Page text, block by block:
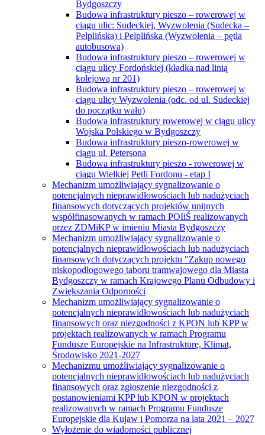
Bydgoszczy
Budowa infrastruktury pieszo – rowerowej w
ciągu ulic: Sudeckiej, Wyzwolenia (Sudecka –
Pelplińska) i Pelplińska (Wyzwolenia – pętla
autobusowa)
Budowa infrastruktury pieszo – rowerowej w
ciągu ulicy Fordońskiej (kładka nad linią
kolejową nr 201)
Budowa infrastruktury pieszo – rowerowej w
ciągu ulicy Wyzwolenia (odc. od ul. Sudeckiej
do początku wału)
Budowa infrastruktury rowerowej w ciągu ulicy
Wojska Polskiego w Bydgoszczy
Budowa infrastruktury pieszo-rowerowej w
ciągu ul. Petersona
Budowa infrastruktury pieszo - rowerowej w
ciągu Wielkiej Pętli Fordonu - etap I
Mechanizm umożliwiający sygnalizowanie o
potencjalnych nieprawidłowościach lub nadużyciach
finansowych dotyczących projektów unijnych
współfinasowanych w ramach POIiŚ realizowanych
przez ZDMiKP w imieniu Miasta Bydgoszczy
Mechanizm umożliwiający sygnalizowanie o
potencjalnych nieprawidłowościach lub nadużyciach
finansowych dotyczących projektu "Zakup nowego
niskopodłogowego taboru tramwajowego dla Miasta
Bydgoszczy w ramach Krajowego Planu Odbudowy i
Zwiększania Odporności
Mechanizm umożliwiający sygnalizowanie o
potencjalnych nieprawidłowościach lub nadużyciach
finansowych oraz niezgodności z KPON lub KPP w
projektach realizowanych w ramach Programu
Fundusze Europejskie na Infrastrukturę, Klimat,
Środowisko 2021-2027
Mechanizmu umożliwiający sygnalizowanie o
potencjalnych nieprawidłowościach lub nadużyciach
finansowych oraz zgłoszenie niezgodności z
postanowieniami KPP lub KPON w projektach
realizowanych w ramach Programu Fundusze
Europejskie dla Kujaw i Pomorza na lata 2021 – 2027
Wyłożenie do wiadomości publicznej